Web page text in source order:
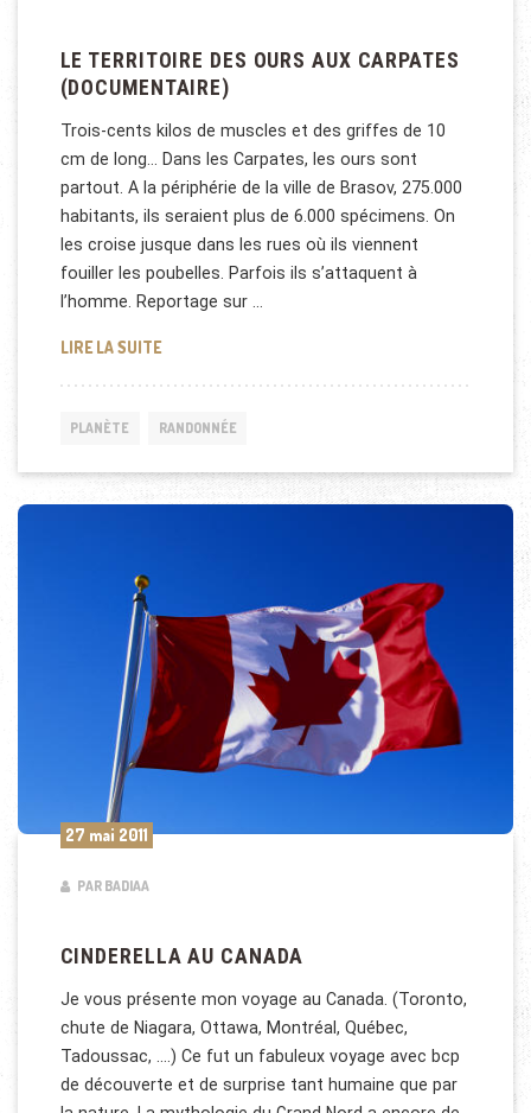
LE TERRITOIRE DES OURS AUX CARPATES
(DOCUMENTAIRE)
Trois-cents kilos de muscles et des griffes de 10
cm de long… Dans les Carpates, les ours sont
partout. A la périphérie de la ville de Brasov, 275.000
habitants, ils seraient plus de 6.000 spécimens. On
les croise jusque dans les rues où ils viennent
fouiller les poubelles. Parfois ils s’attaquent à
l’homme. Reportage sur …
LIRE LA SUITELE TERRITOIRE DES OURS AUX CARPATES
PLANÈTE RANDONNÉE
27 mai 2011
PAR BADIAA
CINDERELLA AU CANADA
Je vous présente mon voyage au Canada. (Toronto,
chute de Niagara, Ottawa, Montréal, Québec,
Tadoussac, ….) Ce fut un fabuleux voyage avec bcp
de découverte et de surprise tant humaine que par